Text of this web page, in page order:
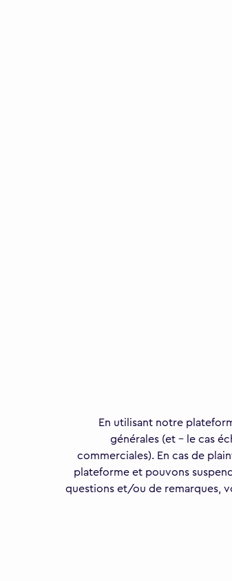
En utilisant notre
générales (et - le cas
commerciales). En cas de
plateforme et pouvons
questions et/ou de remarques,